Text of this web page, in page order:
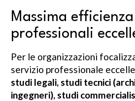
Massima
professionali
Per le organizzazioni
servizio professionale
studi legali, studi tecnici
ingegneri), studi